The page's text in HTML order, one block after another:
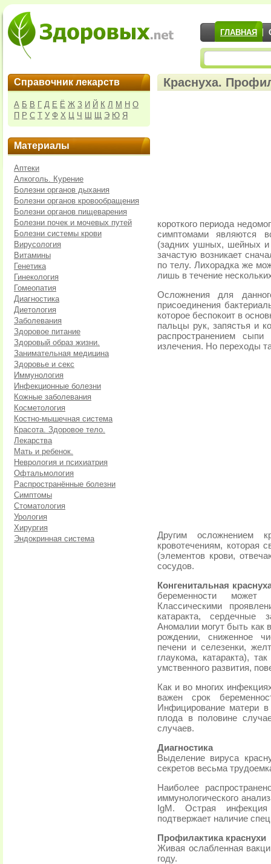
ГЛАВНАЯ
Справочник лекарств
А Б В Г Д Е Ё Ж З И Й К Л М Н О
П Р С Т У Ф Х Ц Ч Ш Щ Э Ю Я
Материалы
Аптеки
Алкоголь. Курение
Болезни органов дыхания
Болезни органов кровообращения
Болезни органов пищеварения
Болезни почек и мочевых путей
Болезни системы крови
Вирусология
Витамины
Генетика
Гинекология
Гомеопатия
Диагностика
Диетология
Заболевания
Здоровое питание
Здоровый образ жизни.
Занимательная медицина
Здоровье и секс
Иммунология
Инфекционные болезни
Кожные заболевания
Косметология
Костно-мышечная система
Красота. Здоровое тело.
Лекарства
Мать и ребенок.
Неврология и психиатрия
Офтальмология
Распространённые болезни
Симптомы
Стоматология
Урология
Хирургия
Эндокринная система
Краснуха.
короткого периода
симптомами являются
(задних ушных, шейных
зачастую возникает
по телу. Лихорадка же
лишь в течение
Осложнения для
присоединения
которое беспокоит в
пальцы рук, запястья и
распространением
излечения. Но переходы
Другим осложнением
кровотечениям, которая
(элементов крови,
сосудов.
Конгенитальная
беременности
Классическими
катаракта, сердечные
Аномалии могут быть как
рождении, сниженное
печени и селезенки,
глаукома, катаракта),
умственного развития,
Как и во многих
важен срок
Инфицирование матери
плода в половине
случаев.
Диагностика
Выделение вируса
секретов весьма
Наиболее
иммунологического
IgM. Острая инфекция
подтвержает наличие
Профилактика краснухи
Живая ослабленная
году.